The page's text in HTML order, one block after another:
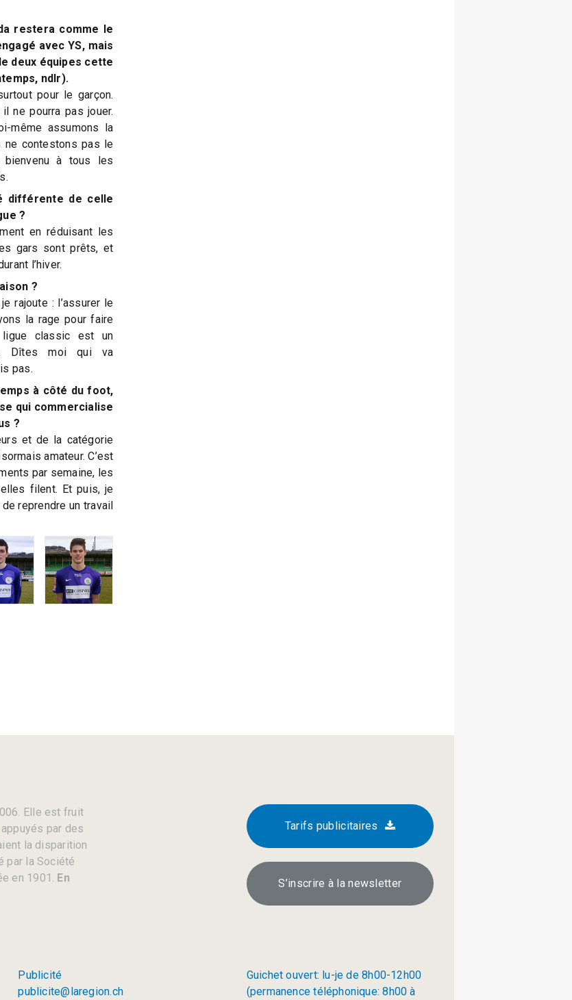
restera comme le
avec YS, mais
deux équipes cette
ndlr).
pour le garçon.
ne pourra pas jouer.
même assumons la
ne contestons pas le
à tous les
différente de celle
?
en réduisant les
gars sont prêts, et
l’hiver.
?
rajoute : l’assurer le
la rage pour faire
classic est un
Dîtes moi qui va
pas.
à côté du foot,
qui commercialise
?
et de la catégorie
amateur. C’est
par semaine, les
filent. Et puis, je
reprendre un travail
Elle est fruit
par des
la disparition
par la Société
en 1901. En
Tarifs publicitaires
S’inscrire à la newsletter
Publicité
publicite@laregion.ch
Guichet ouvert: lu-je de 8h00-12h00
(permanence téléphonique: 8h00 à